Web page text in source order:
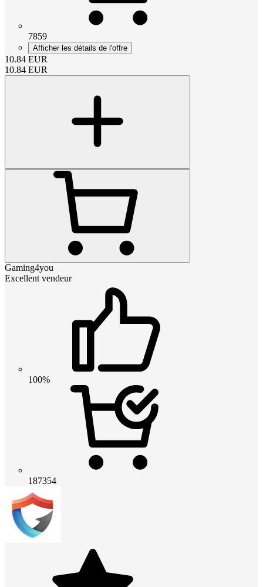
7859
Afficher les détails de l'offre
10.84 EUR
10.84 EUR
Gaming4you
Excellent vendeur
100%
187354